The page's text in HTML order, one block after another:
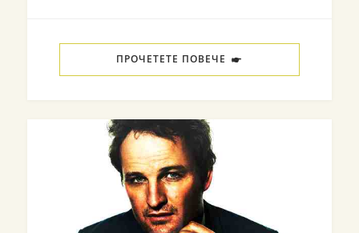
ПРОЧЕТЕТЕ ПОВЕЧЕ